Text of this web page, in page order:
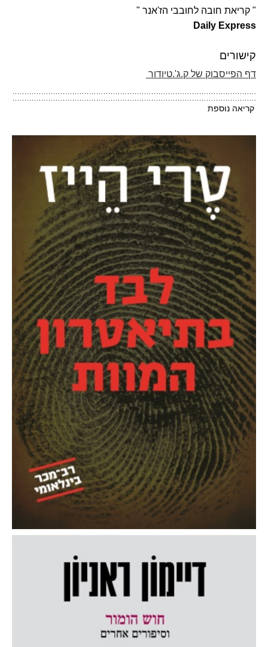
" קריאת חובה לחובבי הז'אנר "
Daily Express
קישורים
דף הפייסבוק של ק.ג'.טיודור
קריאה נוספת